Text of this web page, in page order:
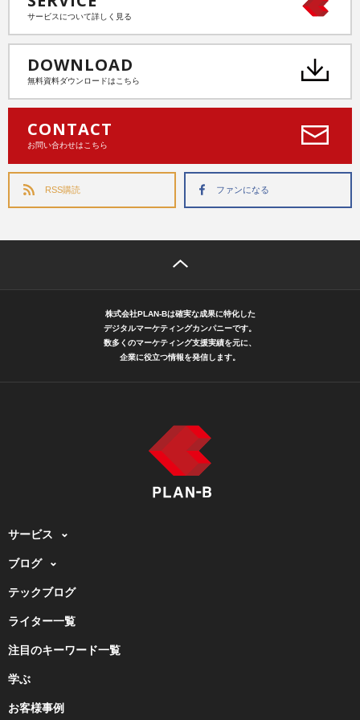
サービスについて詳しく見る
DOWNLOAD
無料資料ダウンロードはこちら
CONTACT
お問い合わせはこちら
RSS購読 ファンになる
株式会社PLAN-Bは確実な成果に特化した
デジタルマーケティングカンパニーです。
数多くのマーケティング支援実績を元に、
企業に役立つ情報を発信します。
サービス
ブログ
テックブログ
ライター一覧
注目のキーワード一覧
学ぶ
お客様事例